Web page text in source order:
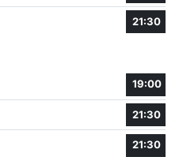
21:30
19:00
21:30
21:30